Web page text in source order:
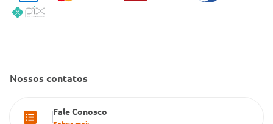
Código de Conduta
Política de Reembolso
Convênio Conlife
Cartão Grupo Conde
Nossos contatos
Fale Conosco